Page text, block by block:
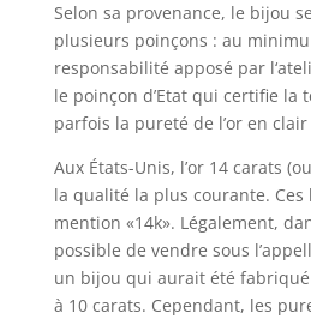
Selon sa provenance, le bijou
plusieurs poinçons : au
responsabilité apposé par
le poinçon d’Etat qui certifie la
parfois la pureté de l’or en
Aux États-Unis, l’or 14 carats
la qualité la plus courante.
mention «14k». Légalement,
possible de vendre sous
un bijou qui aurait été fabriqué
à 10 carats. Cependant, les